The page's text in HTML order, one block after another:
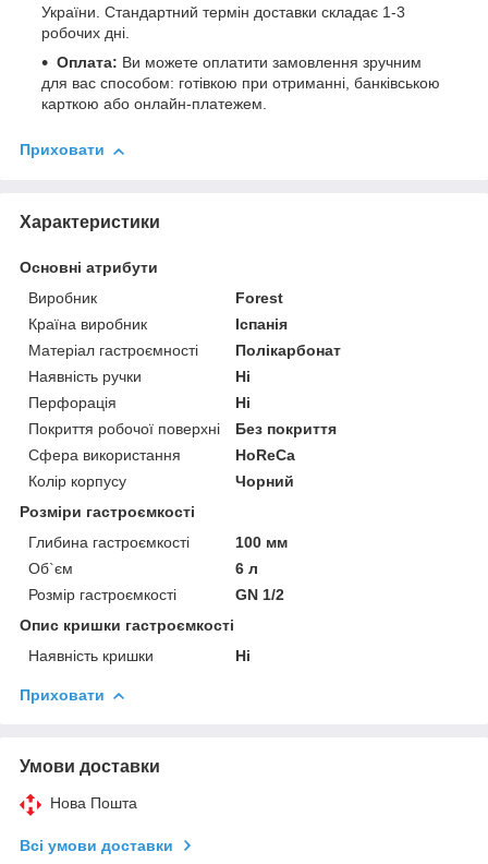
України. Стандартний термін доставки складає 1-3
робочих дні.
Оплата: Ви можете оплатити замовлення зручним
для вас способом: готівкою при отриманні, банківською
карткою або онлайн-платежем.
Приховати
Характеристики
Основні атрибути
Виробник
Forest
Країна виробник
Іспанія
Матеріал гастроємності
Полікарбонат
Наявність ручки
Ні
Перфорація
Ні
Покриття робочої поверхні
Без покриття
Сфера використання
HoReCa
Колір корпусу
Чорний
Розміри гастроємкості
Глибина гастроємкості
100 мм
Об`єм
6 л
Розмір гастроємкості
GN 1/2
Опис кришки гастроємкості
Наявність кришки
Ні
Приховати
Умови доставки
Нова Пошта
Всі умови доставки